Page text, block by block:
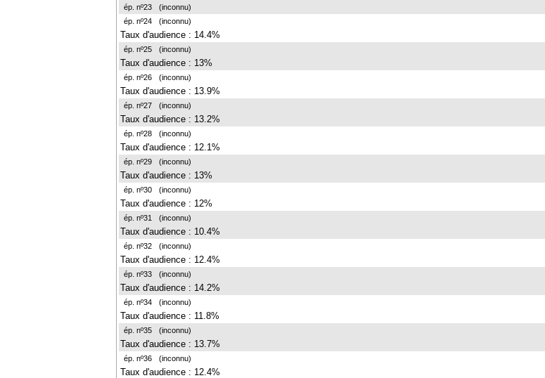
ép. nº23 (inconnu)
ép. nº24 (inconnu)
Taux d'audience : 14.4%
ép. nº25 (inconnu)
Taux d'audience : 13%
ép. nº26 (inconnu)
Taux d'audience : 13.9%
ép. nº27 (inconnu)
Taux d'audience : 13.2%
ép. nº28 (inconnu)
Taux d'audience : 12.1%
ép. nº29 (inconnu)
Taux d'audience : 13%
ép. nº30 (inconnu)
Taux d'audience : 12%
ép. nº31 (inconnu)
Taux d'audience : 10.4%
ép. nº32 (inconnu)
Taux d'audience : 12.4%
ép. nº33 (inconnu)
Taux d'audience : 14.2%
ép. nº34 (inconnu)
Taux d'audience : 11.8%
ép. nº35 (inconnu)
Taux d'audience : 13.7%
ép. nº36 (inconnu)
Taux d'audience : 12.4%